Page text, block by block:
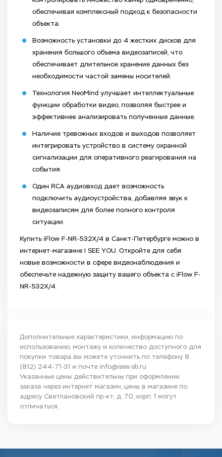
обеспечивая комплексный подход к безопасности
объекта.
Возможность установки до 4 жестких дисков для
хранения большого объема видеозаписей, что
обеспечивает длительное хранение данных без
необходимости частой замены носителей.
Технология NeoMind улучшает интеллектуальные
функции обработки видео, позволяя быстрее и
эффективнее анализировать полученные данные.
Наличие тревожных входов и выходов позволяет
интегрировать устройство в систему охранной
сигнализации для оперативного реагирования на
события.
Один RCA аудиовход дает возможность
подключить аудиоустройства, добавляя звук к
видеозаписям для более полного контроля
ситуации.
Купить iFlow F-NR-532X/4 в Санкт-Петербурге можно в
интернет-магазине I SEE YOU. Откройте для себя
новые возможности в сфере видеонаблюдения и
обеспечьте надежную защиту вашего объекта с iFlow F-
NR-532X/4.
Дополнительные характеристики, информацию по
использованию, монтажу и количество доступного для
покупки товара вы можете уточнить по телефону 8
(812) 244-71-31 и почте info@isee-sb.ru
Указанные цены действительны при оформлении
заказа через интернет магазин, цены в магазине по
адресу Светлановский пр-кт, д. 70, корп. 1 могут
отличаться.